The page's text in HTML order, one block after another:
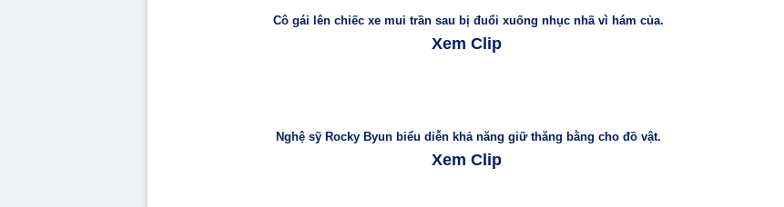
Cô gái lên chiếc xe mui trần sau bị đuổi xuống nhục nhã vì hám của.
Xem Clip
Nghệ sỹ Rocky Byun biểu diễn khả năng giữ thăng bằng cho đồ vật.
Xem Clip